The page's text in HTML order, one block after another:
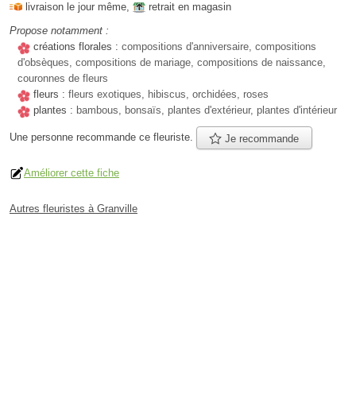
livraison le jour même,
retrait en magasin
Propose notamment :
créations florales : compositions d'anniversaire, compositions
d'obsèques, compositions de mariage, compositions de naissance,
couronnes de fleurs
fleurs : fleurs exotiques, hibiscus, orchidées, roses
plantes : bambous, bonsaïs, plantes d'extérieur, plantes d'intérieur
Une personne recommande ce fleuriste. Je recommande
Améliorer cette fiche
Autres fleuristes à Granville